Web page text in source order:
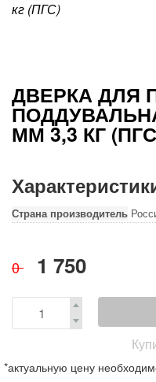
кг (ПГС)
ДВЕРКА ДЛЯ
ММ 3,3 КГ
Страна производитель
0 1 750
*актуальную цену